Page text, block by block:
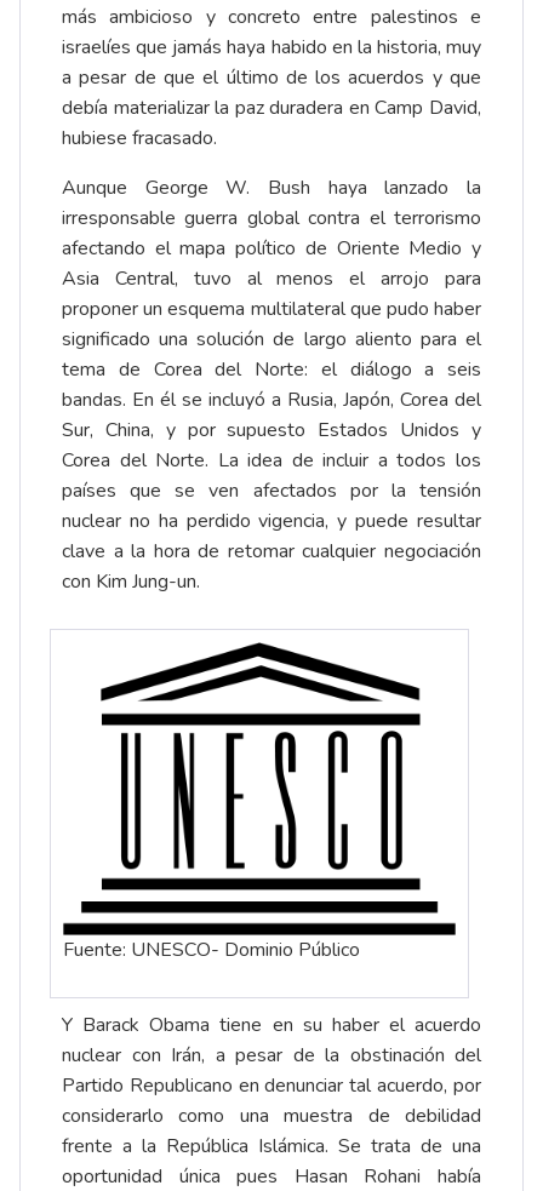
más ambicioso y concreto entre palestinos e
israelíes que jamás haya habido en la historia, muy
a pesar de que el último de los acuerdos y que
debía materializar la paz duradera en Camp David,
hubiese fracasado.
Aunque George W. Bush haya lanzado la
irresponsable guerra global contra el terrorismo
afectando el mapa político de Oriente Medio y
Asia Central, tuvo al menos el arrojo para
proponer un esquema multilateral que pudo haber
significado una solución de largo aliento para el
tema de Corea del Norte: el diálogo a seis
bandas. En él se incluyó a Rusia, Japón, Corea del
Sur, China, y por supuesto Estados Unidos y
Corea del Norte. La idea de incluir a todos los
países que se ven afectados por la tensión
nuclear no ha perdido vigencia, y puede resultar
clave a la hora de retomar cualquier negociación
con Kim Jung-un.
Fuente: UNESCO- Dominio Público
Y Barack Obama tiene en su haber el acuerdo
nuclear con Irán, a pesar de la obstinación del
Partido Republicano en denunciar tal acuerdo, por
considerarlo como una muestra de debilidad
frente a la República Islámica. Se trata de una
oportunidad única pues Hasan Rohani había